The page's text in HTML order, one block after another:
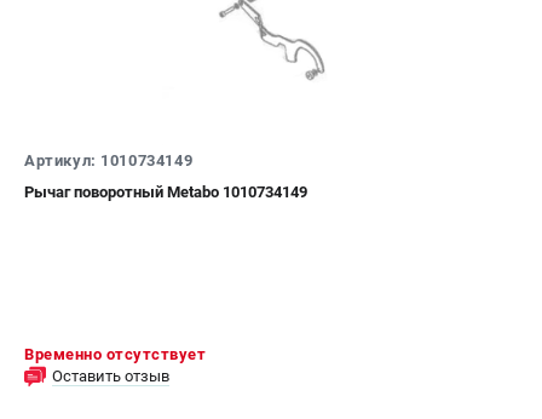
Артикул: 1010734149
Рычаг поворотный Metabo 1010734149
Временно отсутствует
Оставить отзыв